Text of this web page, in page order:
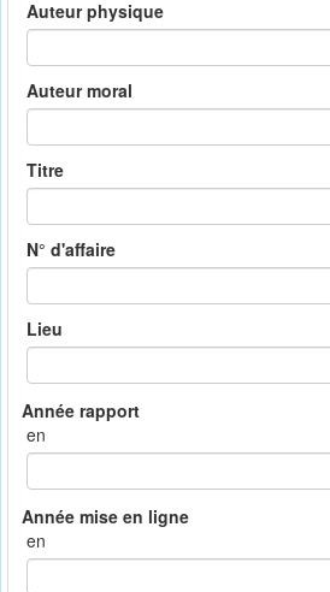
Auteur physique
Auteur moral
Titre
N° d'affaire
Lieu
en
en